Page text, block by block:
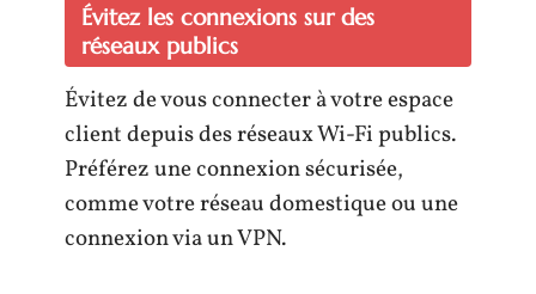
Évitez les connexions sur des
réseaux publics
Évitez de vous connecter à votre espace
client depuis des réseaux Wi-Fi publics.
Préférez une connexion sécurisée,
comme votre réseau domestique ou une
connexion via un VPN.